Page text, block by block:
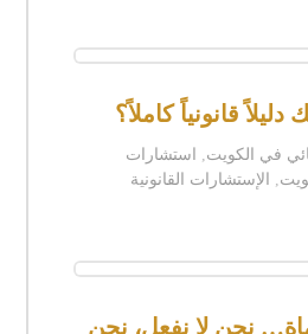
قانونياً كاملاً؟
في الكويت
استشارات
الإستشارات القانونية
نحن لا نفعل، نحن